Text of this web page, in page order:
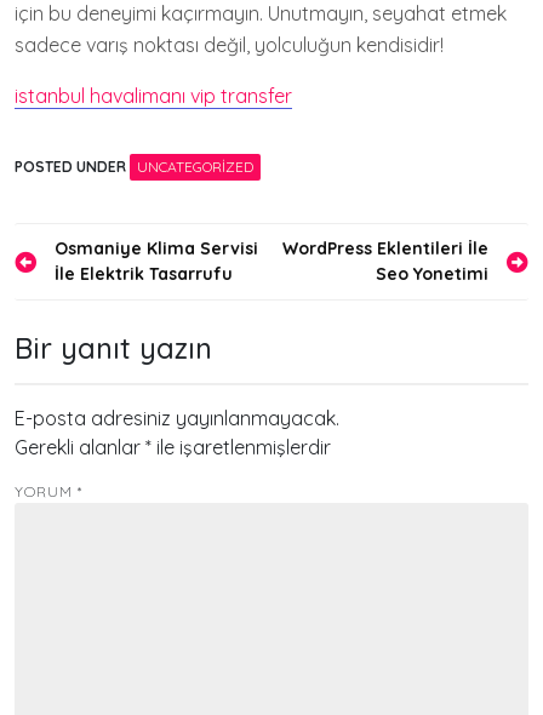
için bu deneyimi kaçırmayın. Unutmayın, seyahat etmek
sadece varış noktası değil, yolculuğun kendisidir!
istanbul havalimanı vip transfer
POSTED UNDER UNCATEGORIZED
Yazı
gezinmesi
Osmaniye Klima Servisi
İle Elektrik Tasarrufu
WordPress Eklentileri İle
Seo Yonetimi
Bir yanıt yazın
E-posta adresiniz yayınlanmayacak.
Gerekli alanlar * ile işaretlenmişlerdir
YORUM *